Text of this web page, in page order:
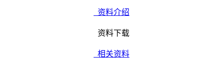
资料介绍
资料下载
相关资料